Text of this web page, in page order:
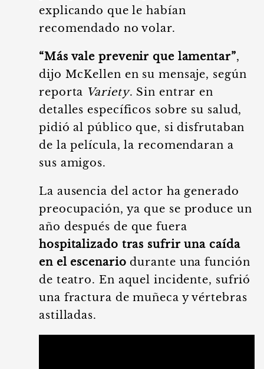
explicando que le habían
recomendado no volar.
“Más vale prevenir que lamentar”,
dijo McKellen en su mensaje, según
reporta Variety. Sin entrar en
detalles específicos sobre su salud,
pidió al público que, si disfrutaban
de la película, la recomendaran a
sus amigos.
La ausencia del actor ha generado
preocupación, ya que se produce un
año después de que fuera
hospitalizado tras sufrir una caída
en el escenario durante una función
de teatro. En aquel incidente, sufrió
una fractura de muñeca y vértebras
astilladas.